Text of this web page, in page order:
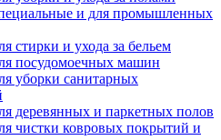
и для промышленных
стирки и ухода за бельем
посудомоечных машин
уборки санитарных
деревянных и паркетных полов
чистки ковровых покрытий и